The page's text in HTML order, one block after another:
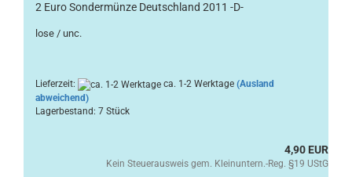
2 Euro Sondermünze Deutschland 2011 -D-
lose / unc.
Lieferzeit: ca. 1-2 Werktage (Ausland
abweichend)
Lagerbestand: 7 Stück
4,90 EUR
Kein Steuerausweis gem. Kleinuntern.-Reg. §19 UStG